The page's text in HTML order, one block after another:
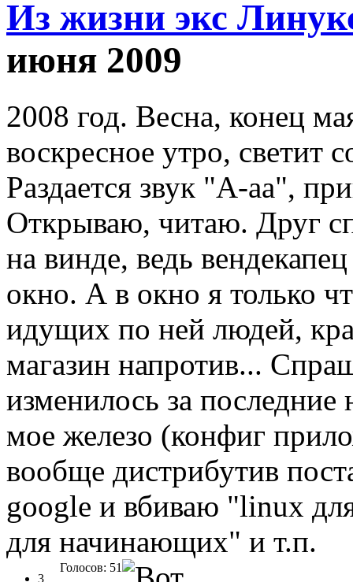
Из жизни экс
июня 2009
2008 год. Весна, конец
воскресное утро, светит
Раздается звук "А-аа",
Открываю, читаю. Друг
на винде, ведь
окно. А в окно я только
идущих по ней людей,
магазин напротив...
изменилось за последние
мое железо (конфиг
вообще дистрибутив
google и вбиваю "linux
для начинающих" и т.п.
3
Голосов: 51